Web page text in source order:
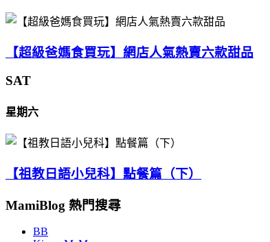
【超級爸媽食買玩】網店人氣熱賣六款甜品
SAT
星期六
【祖教日語小兒科】點餐篇（下）
MamiBlog 熱門搜尋
BB